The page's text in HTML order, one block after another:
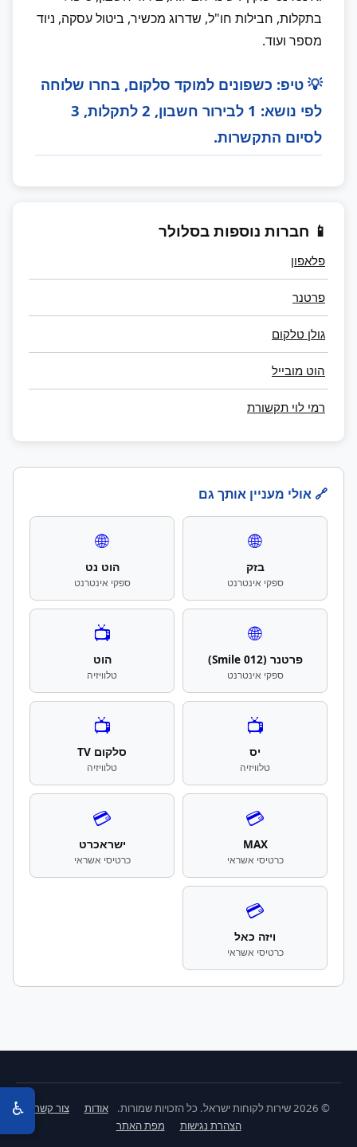
בתקלות, חבילות חו"ל, שדרוג מכשיר, ביטול עסקה, ניוד
מספר ועוד.
💡 טיפ: כשפונים למוקד סלקום, בחרו שלוחה
לפי נושא: 1 לבירור חשבון, 2 לתקלות, 3
לסיום התקשרות.
📱 חברות נוספות בסלולר
פלאפון
פרטנר
גולן טלקום
הוט מובייל
רמי לוי תקשורת
🔗 אולי מעניין אותך גם
🌐
בזק
ספקי אינטרנט
🌐
הוט נט
ספקי אינטרנט
🌐
פרטנר (012 Smile)
ספקי אינטרנט
📺
הוט
טלוויזיה
📺
יס
טלוויזיה
📺
סלקום TV
טלוויזיה
💳
MAX
כרטיסי אשראי
💳
ישראכרט
כרטיסי אשראי
💳
ויזה כאל
כרטיסי אשראי
© 2026 שירות לקוחות ישראל. כל הזכויות שמורות. אודות
צור קשר
הצהרת נגישות
מפת האתר
♿